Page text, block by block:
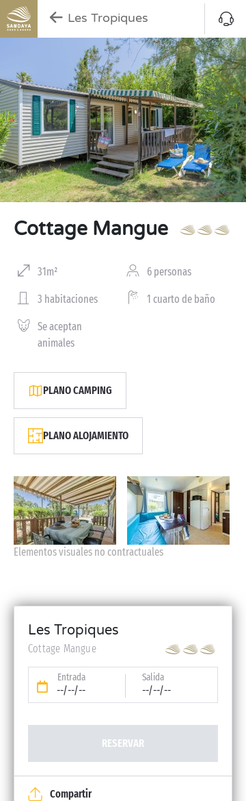
Les Tropiques
Cottage Mangue
31m² 6 personas
3 habitaciones 1 cuarto de baño
Se aceptan
animales
PLANO CAMPING
PLANO ALOJAMIENTO
Elementos visuales no contractuales
Les Tropiques
Cottage Mangue
Entrada
--/--/--
Salida
--/--/--
RESERVAR
Compartir